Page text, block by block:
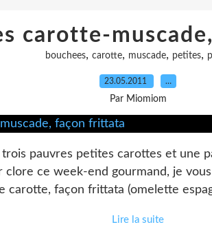
carotte-
bouchees, carotte, muscade, petites,
23.05.2011 …
Par Miomiom
pauvres petites carottes et une
clore ce week-end gourmand, je
carotte, façon frittata (omelette
Lire la suite